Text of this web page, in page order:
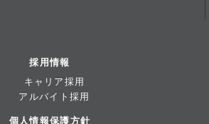
採用情報
キャリア採用
アルバイト採用
個人情報保護方針